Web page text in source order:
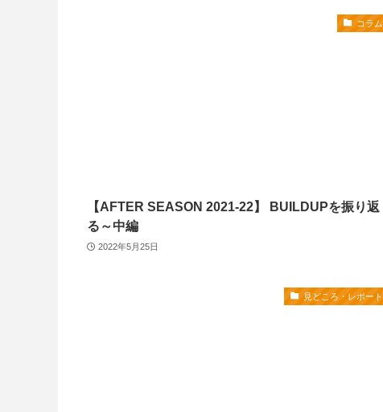
コラム
【AFTER SEASON 2021-22】 BUILDUPを振り返
る～中編
2022年5月25日
見どころ・レポート